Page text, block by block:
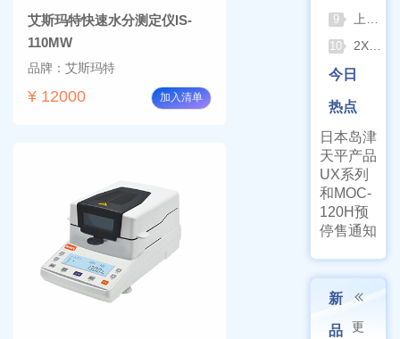
艾斯玛特快速水分测定仪IS-
110MW
品牌：艾斯玛特
¥ 12000 加入清单
9 上海梅颖浦：深耕混匀设备 赋能科研实验稳定开展
10 2XZ-2/4旋片真空泵完整清洗拆装流程（临海永昊真空泵实操指南）
今日
热点
日本岛津
天平产品
UX系列
和MOC-
120H预
停售通知
新
品
更